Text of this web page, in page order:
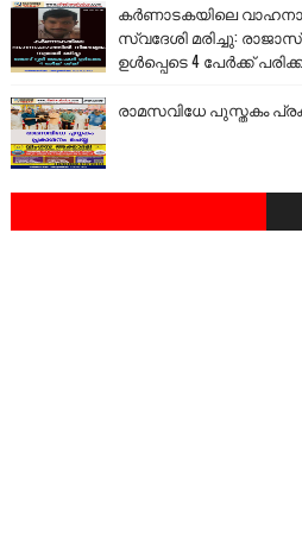
കർണാടകയിലെ
സ്വദേശി മരിച്ചു:
ഉൾപ്പെടെ 4 പേർക്ക്
രാമസവിധേ പുസ്തകം